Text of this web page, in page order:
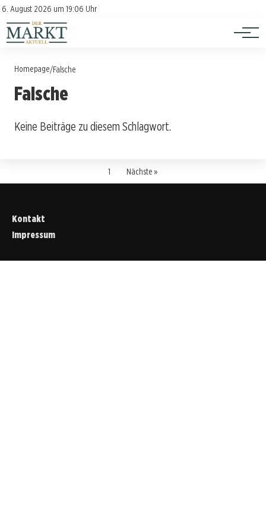
6. August 2026 um 19:06 Uhr
Kontakt
Impressum
Investition
Verbraucherschutz
Homepage/Falsche
Falsche
Keine Beiträge zu diesem Schlagwort.
1 Nächste »
Kontakt
Impressum